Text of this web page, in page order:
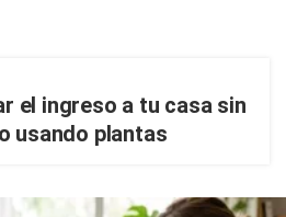
el ingreso a tu casa sin
usando plantas